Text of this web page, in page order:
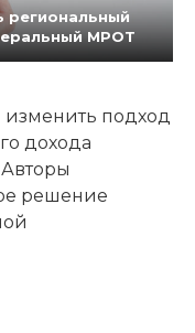
региональный
МРОТ
подход
дохода
решение